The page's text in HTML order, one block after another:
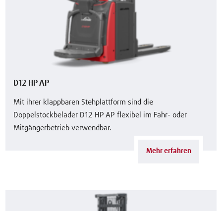
D12 HP AP
Mit ihrer klappbaren Stehplattform sind die
Doppelstockbelader D12 HP AP flexibel im Fahr- oder
Mitgängerbetrieb verwendbar.
Mehr erfahren